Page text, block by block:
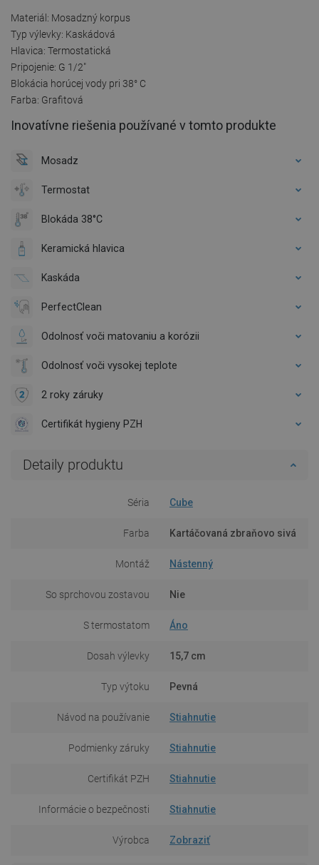
Materiál: Mosadzný korpus
Typ výlevky: Kaskádová
Hlavica: Termostatická
Pripojenie: G 1/2"
Blokácia horúcej vody pri 38° C
Farba: Grafitová
Inovatívne riešenia používané v tomto produkte
Mosadz
Termostat
Blokáda 38°C
Keramická hlavica
Kaskáda
PerfectClean
Odolnosť voči matovaniu a korózii
Odolnosť voči vysokej teplote
2 roky záruky
Certifikát hygieny PZH
Detaily produktu
Séria Cube
Farba Kartáčovaná zbraňovo sivá
Montáž Nástenný
So sprchovou zostavou Nie
S termostatom Áno
Dosah výlevky 15,7 cm
Typ výtoku Pevná
Návod na používanie Stiahnutie
Podmienky záruky Stiahnutie
Certifikát PZH Stiahnutie
Informácie o bezpečnosti Stiahnutie
Výrobca Zobraziť